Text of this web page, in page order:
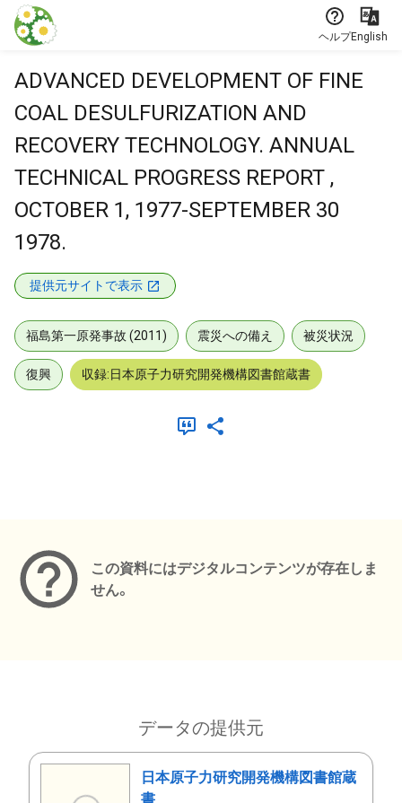
本文に飛ぶ
ヘルプEnglish
ADVANCED DEVELOPMENT OF FINE
COAL DESULFURIZATION AND
RECOVERY TECHNOLOGY. ANNUAL
TECHNICAL PROGRESS REPORT ,
OCTOBER 1, 1977-SEPTEMBER 30
1978.
提供元サイトで表示
福島第一原発事故 (2011) 震災への備え 被災状況
復興 収録:日本原子力研究開発機構図書館蔵書
この資料にはデジタルコンテンツが存在しま
せん。
データの提供元
日本原子力研究開発機構図書館蔵
書